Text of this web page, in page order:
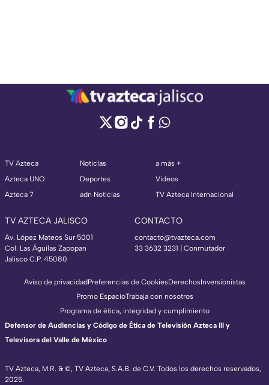
TV Azteca
Azteca UNO
Azteca 7
Noticias
Deportes
adn Noticias
a más +
Videos
TV Azteca Internacional
TV AZTECA JALISCO
Av. López Mateos Sur 5001
Col. Las Águilas Zapopan
Jalisco C.P. 45080
CONTACTO
contacto@tvazteca.com
33 3632 3231 | Conmutador
TV Azteca, M.R. & ©, TV Azteca, S.A.B. de C.V. Todos los derechos reservados,
2025.
Aviso de privacidadPreferencias de CookiesDerechosInversionistas
Promo EspacioTrabaja con nosotros
Programa de ética, integridad y cumplimiento
Defensor de Audiencias y Código de Ética de Televisión Azteca III y
Televisora del Valle de México